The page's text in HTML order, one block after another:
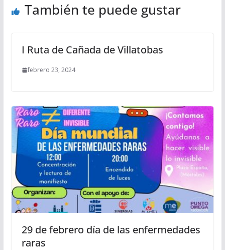
También te puede gustar
I Ruta de Cañada de Villatobas
febrero 23, 2024
29 de febrero día de las enfermedades
raras